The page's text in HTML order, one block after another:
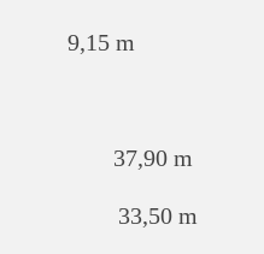
9,15 m
37,90 m
33,50 m